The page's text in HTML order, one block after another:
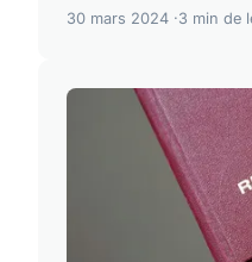
30 mars 2024 3 min de